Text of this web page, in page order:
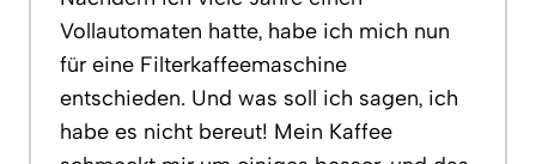
Vollautomaten hatte, habe ich mich nun
für eine Filterkaffeemaschine
entschieden. Und was soll ich sagen, ich
habe es nicht bereut! Mein Kaffee